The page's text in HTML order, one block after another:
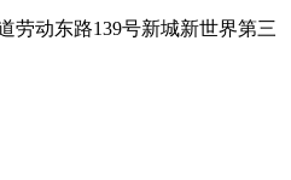
劳动东路139号新城新世界第三